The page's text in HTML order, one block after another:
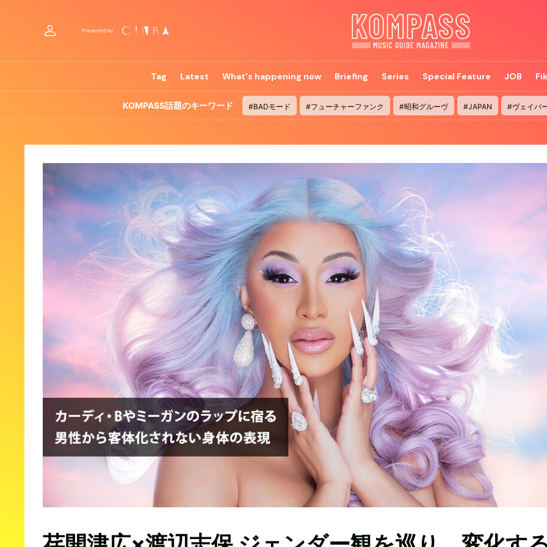
Presented by
Tag Latest What's happening now Briefing Series Special Feature JOB
KOMPASS話題のキーワード #BADモード #フューチャーファンク #昭和グルーヴ #JAPAN #ヴェイパ